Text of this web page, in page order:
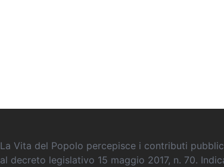
La Vita del Popolo percepisce i contributi
al decreto legislativo 15 maggio 2017, n. 70.